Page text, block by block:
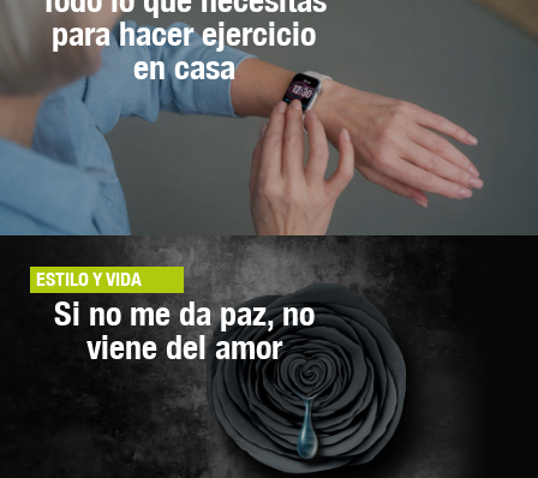
para hacer ejercicio
en casa
ESTILO Y VIDA
Si no me da paz, no
viene del amor